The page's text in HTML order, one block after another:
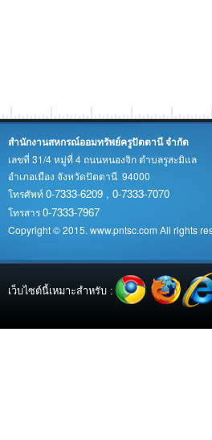
สำนักงานสหกรณ์ออมทรัพย์ครูปัตตานี จำกัด
เลขที่ 31/4 หมู่ที่ 4 ถนนหนองจิก ตำบลรูสะมิแล
อำเภอเมือง จังหวัดปัตตานี 94000
โทรศัพท์0-7333-6209 , 0-7333-7070
โทรสาร0-7333-7967
Copyright © 2015. www.pntsc.com All rights
เว็บไซต์นี้เหมาะสำหรับ :